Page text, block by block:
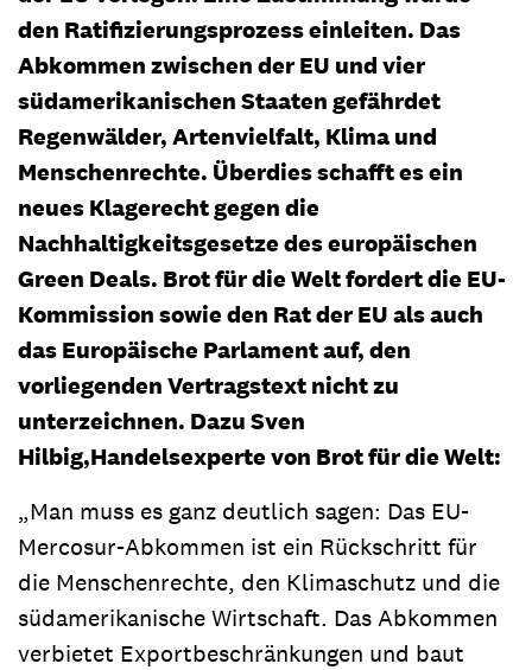
den Ratifizierungsprozess einleiten. Das
Abkommen zwischen der EU und vier
südamerikanischen Staaten gefährdet
Regenwälder, Artenvielfalt, Klima und
Menschenrechte. Überdies schafft es ein
neues Klagerecht gegen die
Nachhaltigkeitsgesetze des europäischen
Green Deals. Brot für die Welt fordert die EU-
Kommission sowie den Rat der EU als auch
das Europäische Parlament auf, den
vorliegenden Vertragstext nicht zu
unterzeichnen. Dazu Sven
Hilbig,Handelsexperte von Brot für die Welt:
„Man muss es ganz deutlich sagen: Das EU-
Mercosur-Abkommen ist ein Rückschritt für
die Menschenrechte, den Klimaschutz und die
südamerikanische Wirtschaft. Das Abkommen
verbietet Exportbeschränkungen und baut